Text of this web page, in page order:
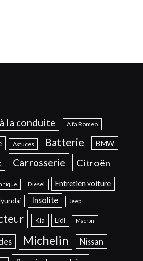
la conduite Alfa Romeo
Astuces Batterie BMW
Carrosserie Citroën
Diesel Entretien voiture
Insolite Jeep
Kia Lidl Macron
Michelin Nissan